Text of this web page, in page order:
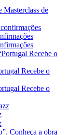
Masterclass de
Recebe o
Recebe o